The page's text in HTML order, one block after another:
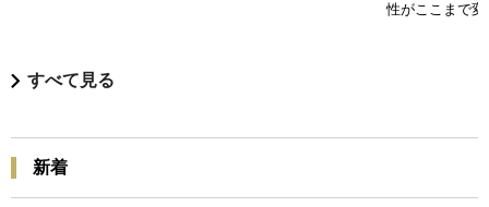
性がここまで
すべて見る
新着